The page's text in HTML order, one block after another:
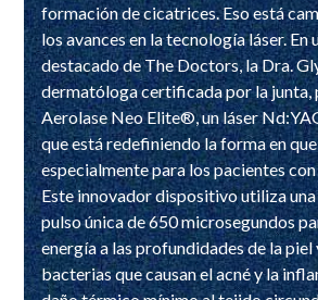
formación de cicatrices. Eso está
los avances en la tecnología láser. En
destacado de The Doctors, la Dra.
dermatóloga certificada por la junta,
Aerolase Neo Elite®, un láser
que está redefiniendo la forma en
especialmente para los pacientes
Este innovador dispositivo utiliza
pulso única de 650 microsegundos
energía a las profundidades de la piel
bacterias que causan el acné y la